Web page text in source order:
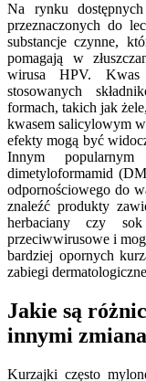
Na rynku
przeznaczonych do
substancje czynne,
pomagają w
wirusa HPV.
stosowanych
formach, takich jak
kwasem salicylowym
efekty mogą być
Innym
dimetyloformamid
odpornościowego do
znaleźć produkty
herbaciany czy
przeciwwirusowe i
bardziej opornych
zabiegi
Jakie są
innymi
Kurzajki często